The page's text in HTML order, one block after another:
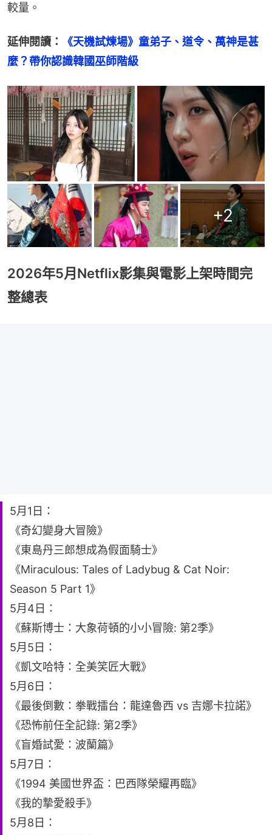
較量。
延伸閱讀：
《天機試煉場》童弟子、道令、萬神是甚
麼？帶你認識韓國巫師階級
+2
2026年5月Netflix影集與電影上架時間完
整總表
5月1日：
《奇幻變身大冒險》
《東島丹三郎想成為假面騎士》
《Miraculous: Tales of Ladybug & Cat Noir:
Season 5 Part 1》
5月4日：
《蘇斯博士：大象荷頓的小小冒險: 第2季》
5月5日：
《凱文哈特：全美笑匠大戰》
5月6日：
《最後倒數：拳戰擂台：龍達魯西 vs 吉娜卡拉諾》
《恐怖前任全記錄: 第2季》
《盲婚試愛：波蘭篇》
5月7日：
《1994 美國世界盃：巴西隊榮耀再臨》
《我的摯愛殺手》
5月8日：